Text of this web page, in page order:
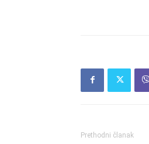
Prethodni članak